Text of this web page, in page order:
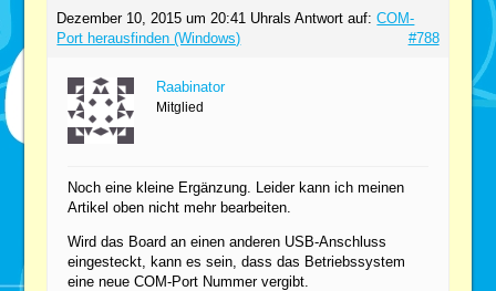
Dezember 10, 2015 um 20:41 Uhrals Antwort auf:COM-
Port herausfinden (Windows)
#788
Raabinator
Mitglied
Noch eine kleine Ergänzung. Leider kann ich meinen
Artikel oben nicht mehr bearbeiten.
Wird das Board an einen anderen USB-Anschluss
eingesteckt, kann es sein, dass das Betriebssystem
eine neue COM-Port Nummer vergibt.